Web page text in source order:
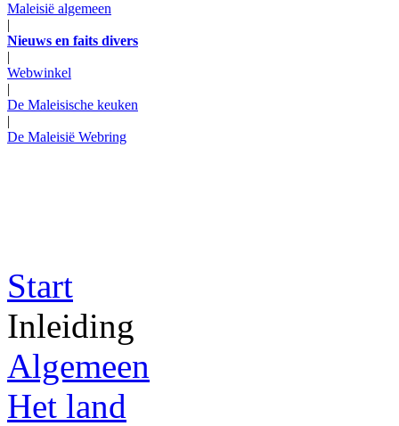
Maleisië algemeen
|
Nieuws en faits divers
|
Webwinkel
|
De Maleisische keuken
|
De Maleisië Webring
Start
Inleiding
Algemeen
Het land